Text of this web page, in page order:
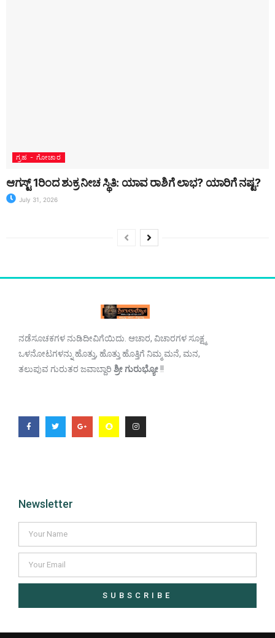
ಗ್ರಹ - ಗೋಚಾರ
ಆಗಸ್ಟ್ 1ರಿಂದ ಶುಕ್ರ ನೀಚ ಸ್ಥಿತಿ: ಯಾವ ರಾಶಿಗೆ ಲಾಭ? ಯಾರಿಗೆ ನಷ್ಟ?
July 31, 2026
ನಡೆಸೂಚಕಗಳ ನುಡಿದೀವಿಗೆಯಿದು. ಆಚಾರ, ವಿಚಾರಗಳ ಸೂಕ್ಷ್ಮ
ಒಳನೋಟಗಳನ್ನು ಹೊತ್ತು, ಹೊತ್ತು ಹೊತ್ತಿಗೆ ನಿಮ್ಮ ಮನೆ, ಮನ,
ತಲುಪುವ ಗುರುತರ ಜವಾಬ್ದಾರಿ ಶ್ರೀ ಗುರುಭ್ಯೋ!!
Newsletter
SUBSCRIBE